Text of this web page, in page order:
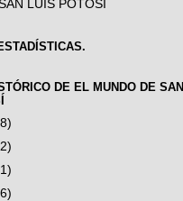
LUIS POTOSÍ
DE EL MUNDO DE SAN